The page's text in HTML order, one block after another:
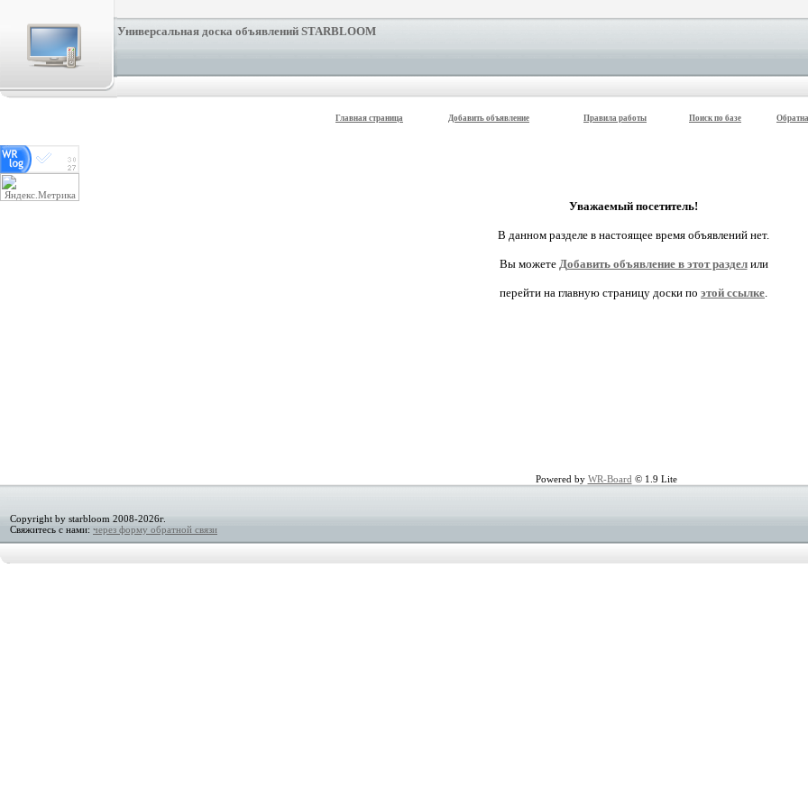
Универсальная доска объявлений STARBLOOM
Главная страница Добавить объявление Правила работы Поиск по базе
Уважаемый посетитель!
В данном разделе в настоящее время объявлений нет.
Вы можете Добавить объявление в этот разделили
перейти на главную страницу доски по этой ссылке.
Powered by WR-Board © 1.9 Lite
Copyright by starbloom 2008-2026г.
Свяжитесь с нами: через форму обратной связи